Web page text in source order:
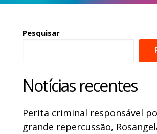
Pesquisar
Notícias recentes
Perita criminal responsável
grande repercussão,